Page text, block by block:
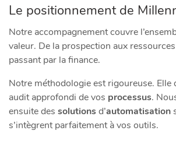
Le positionnement de
Notre accompagnement couvre
valeur. De la prospection aux
passant par la finance.
Notre méthodologie est rigoureuse. Elle
audit approfondi de vos processus.
ensuite des solutionsd’automatisation
s’intègrent parfaitement à vos outils.